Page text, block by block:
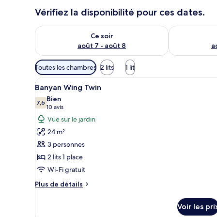
Vérifiez la disponibilité pour ces dates.
Ce soir
août 7 - août 8
Vérifier la disponibilité pour ce soir août 7 - août 8
Vérifier la
Filtres
disponibles
pour
les
chambres
Toutes les chambres 2 lits 1 lit
Afficher
toutes
les
photos
pour
ce
type
de
chambre :
Banyan
Une chambre d’hôtel avec
5
Banyan Wing Twin
7,67,6 sur 10
Bien
10 avis
(10 avis)
Vue sur le jardin
24 m²
3 personnes
2 lits 1 place
Wi-Fi gratuit
Plus de détails
Plus
Voir les